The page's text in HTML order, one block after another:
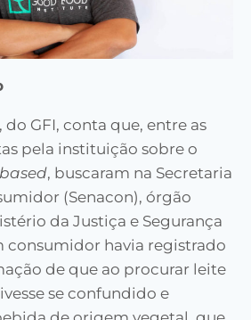
do GFI, conta que, entre as
pela instituição sobre o
, buscaram na Secretaria
(Senacon), órgão
da Justiça e Segurança
consumidor havia registrado
de que ao procurar leite
se confundido e